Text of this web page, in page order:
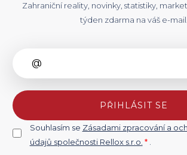
Zahraniční reality, novinky, statistiky,
týden zdarma na váš e-mail.
PŘIHLÁSIT SE
Souhlasím se Zásadami zpracování a
údajů společnosti Rellox s.r.o. *